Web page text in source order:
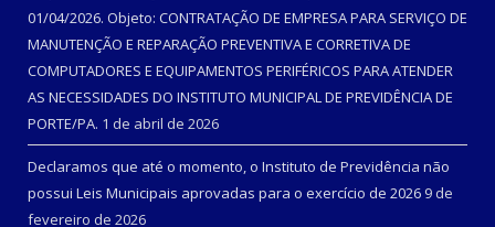
01/04/2026. Objeto: CONTRATAÇÃO DE EMPRESA PARA SERVIÇO DE
MANUTENÇÃO E REPARAÇÃO PREVENTIVA E CORRETIVA DE
COMPUTADORES E EQUIPAMENTOS PERIFÉRICOS PARA ATENDER
AS NECESSIDADES DO INSTITUTO MUNICIPAL DE PREVIDÊNCIA DE
PORTE/PA. 1 de abril de 2026
Declaramos que até o momento, o Instituto de Previdência não
possui Leis Municipais aprovadas para o exercício de 2026 9 de
fevereiro de 2026